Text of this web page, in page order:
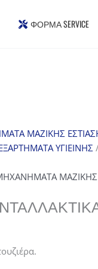
ΦΌΡΜΑ SERVICE
ΜΑΖΙΚΗΣ
ΥΓΙΕΙΝΗΣ/
ΜΑΖΙΚΗΣ